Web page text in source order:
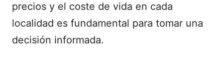
precios y el coste de vida en cada
localidad es fundamental para tomar una
decisión informada.